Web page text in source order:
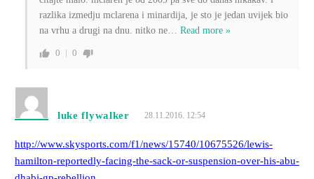
razlika izmedju mclarena i minardija, je sto je jedan uvijek bio
na vrhu a drugi na dnu. nitko ne… Read more »
0 0
luke flywalker 28.11.2016. 12:54
http://www.skysports.com/f1/news/15740/10675526/lewis-
hamilton-reportedly-facing-the-sack-or-suspension-over-his-abu-